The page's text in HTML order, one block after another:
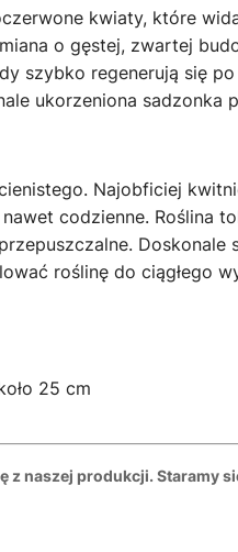
kwiaty, które
o gęstej, zwartej
szybko regenerują się
ukorzeniona sadzonka
Najobficiej
codzienne. Roślina
roślinę do ciągłego
25 cm
z naszej produkcji. Staramy